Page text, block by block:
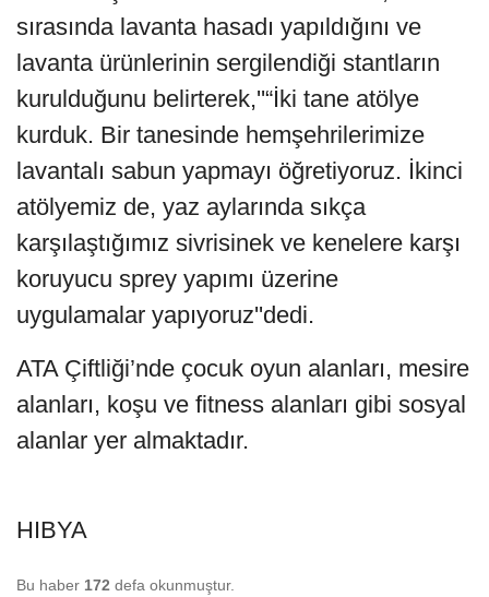
sırasında lavanta hasadı yapıldığını ve
lavanta ürünlerinin sergilendiği stantların
kurulduğunu belirterek,''“İki tane atölye
kurduk. Bir tanesinde hemşehrilerimize
lavantalı sabun yapmayı öğretiyoruz. İkinci
atölyemiz de, yaz aylarında sıkça
karşılaştığımız sivrisinek ve kenelere karşı
koruyucu sprey yapımı üzerine
uygulamalar yapıyoruz''dedi.
ATA Çiftliği’nde çocuk oyun alanları, mesire
alanları, koşu ve fitness alanları gibi sosyal
alanlar yer almaktadır.
HIBYA
Bu haber 172 defa okunmuştur.